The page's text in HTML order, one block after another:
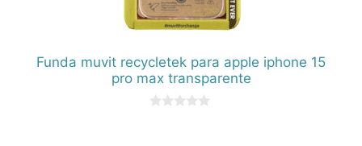
Funda muvit recycletek para apple iphone 15
pro max transparente